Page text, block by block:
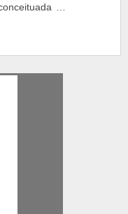
do
melhor em
SOBRE
PAPELÃO
pesquisa na
caixa de
em uma e...